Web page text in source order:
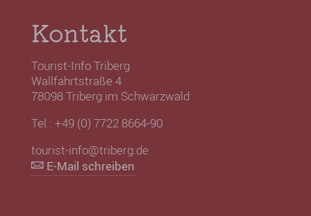
Kontakt
Tourist-Info Triberg
Wallfahrtstraße 4
78098 Triberg im Schwarzwald
Tel.: +49 (0) 7722 8664-90
tourist-info@triberg.de
E-Mail schreiben